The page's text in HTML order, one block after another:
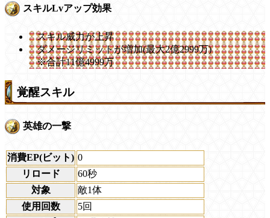
スキルLvアップ効果
スキル威力が上昇
ダメージリミットが増加(最大2億2999万)
※合計11億4999万
覚醒スキル
英雄の一撃
消費EP(ビット) 0
リロード
60秒
対象
敵1体
使用回数
5回